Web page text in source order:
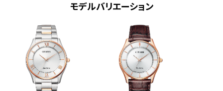
モデルバリエーション